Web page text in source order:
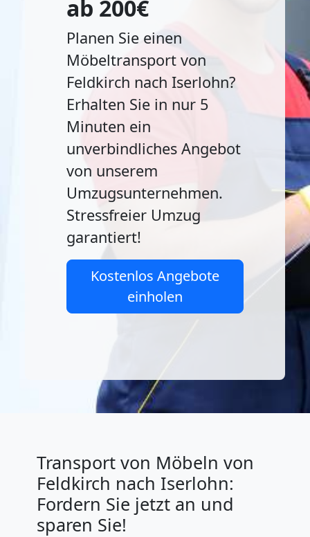
ab 200€
Planen Sie einen
Möbeltransport von
Feldkirch nach Iserlohn?
Erhalten Sie in nur 5
Minuten ein
unverbindliches Angebot
von unserem
Umzugsunternehmen.
Stressfreier Umzug
garantiert!
Kostenlos Angebote
einholen
Transport von Möbeln von
Feldkirch nach Iserlohn:
Fordern Sie jetzt an und
sparen Sie!